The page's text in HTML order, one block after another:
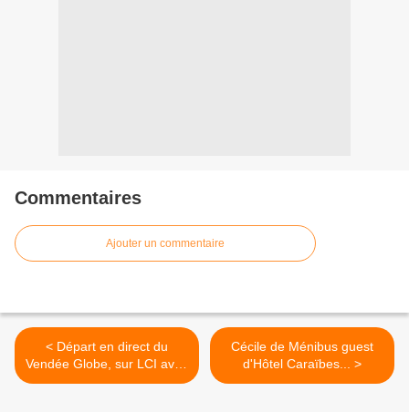
Commentaires
Ajouter un commentaire
< Départ en direct du
Vendée Globe, sur LCI avec
Marc Thiercelin.
Cécile de Ménibus guest
d'Hôtel Caraïbes... >